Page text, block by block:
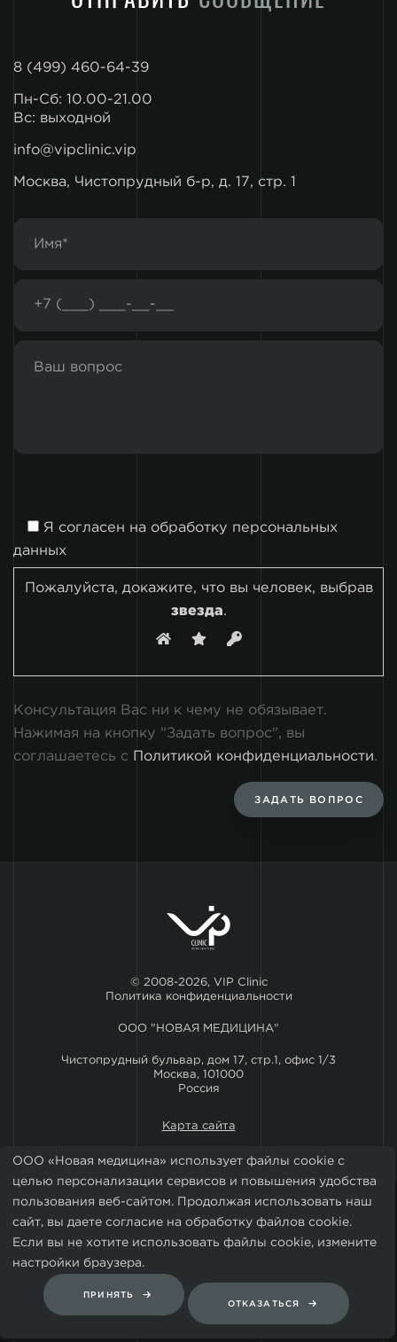
8 (499) 460-64-39
Пн-Сб: 10.00-21.00
Вс: выходной
info@vipclinic.vip
Москва, Чистопрудный б-р, д. 17, стр. 1
Я согласен на обработку персональных
данных
Пожалуйста, докажите, что вы человек, выбрав
звезда.
Консультация Вас ни к чему не обязывает.
Нажимая на кнопку "Задать вопрос", вы
соглашаетесь с Политикой конфиденциальности.
ЗАДАТЬ ВОПРОС
© 2008-2026, VIP Clinic
Политика конфиденциальности
ООО "НОВАЯ МЕДИЦИНА"
Чистопрудный бульвар, дом 17, стр.1, офис 1/3
Москва, 101000
Россия
Карта сайта
Установить мобильное приложение VIP Clinic
ООО «Новая медицина» использует файлы cookie с
целью персонализации сервисов и повышения удобства
пользования веб-сайтом. Продолжая использовать наш
сайт, вы даете согласие на обработку файлов cookie.
Если вы не хотите использовать файлы cookie, измените
настройки браузера.
ПРИНЯТЬ
ОТКАЗАТЬСЯ